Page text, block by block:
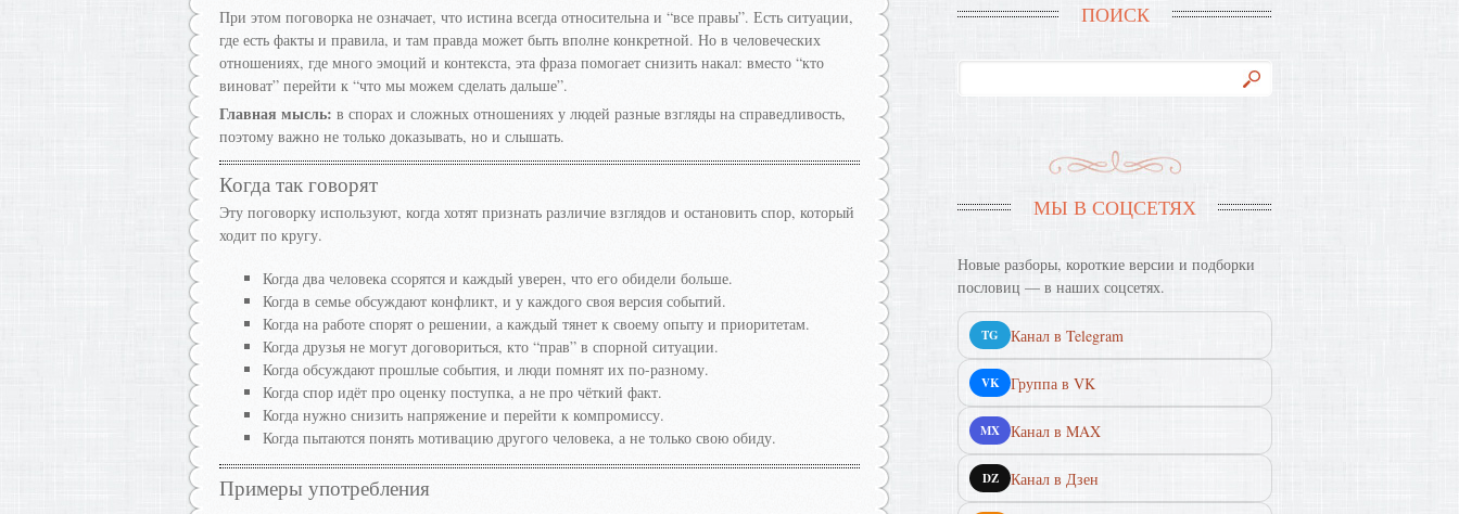
При этом поговорка не означает, что истина всегда относительна и “все правы”. Есть ситуации,
где есть факты и правила, и там правда может быть вполне конкретной. Но в человеческих
отношениях, где много эмоций и контекста, эта фраза помогает снизить накал: вместо “кто
виноват” перейти к “что мы можем сделать дальше”.
Главная мысль: в спорах и сложных отношениях у людей разные взгляды на справедливость,
поэтому важно не только доказывать, но и слышать.
Когда так говорят
Эту поговорку используют, когда хотят признать различие взглядов и остановить спор, который
ходит по кругу.
Когда два человека ссорятся и каждый уверен, что его обидели больше.
Когда в семье обсуждают конфликт, и у каждого своя версия событий.
Когда на работе спорят о решении, а каждый тянет к своему опыту и приоритетам.
Когда друзья не могут договориться, кто “прав” в спорной ситуации.
Когда обсуждают прошлые события, и люди помнят их по-разному.
Когда спор идёт про оценку поступка, а не про чёткий факт.
Когда нужно снизить напряжение и перейти к компромиссу.
Когда пытаются понять мотивацию другого человека, а не только свою обиду.
Примеры употребления
ПОИСК
МЫ В СОЦСЕТЯХ
Новые разборы, короткие версии и подборки
пословиц — в наших соцсетях.
TG Канал в Telegram
VK Группа в VK
MX Канал в MAX
DZ Канал в Дзен